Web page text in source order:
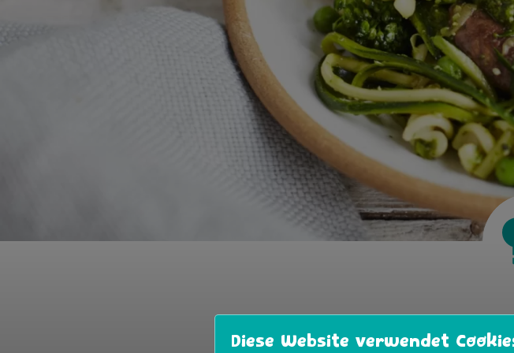
Ξέχνα το βαρετό μπρόκολο. Το Bimi®
Diese Website verwendet